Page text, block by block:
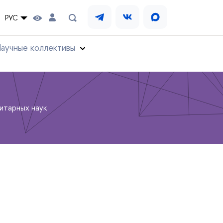
РУС
коллективы
наук